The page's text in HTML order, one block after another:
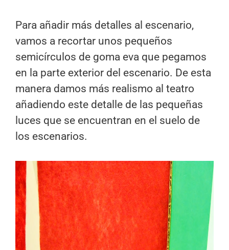
Para añadir más detalles al escenario,
vamos a recortar unos pequeños
semicírculos de goma eva que pegamos
en la parte exterior del escenario. De esta
manera damos más realismo al teatro
añadiendo este detalle de las pequeñas
luces que se encuentran en el suelo de
los escenarios.